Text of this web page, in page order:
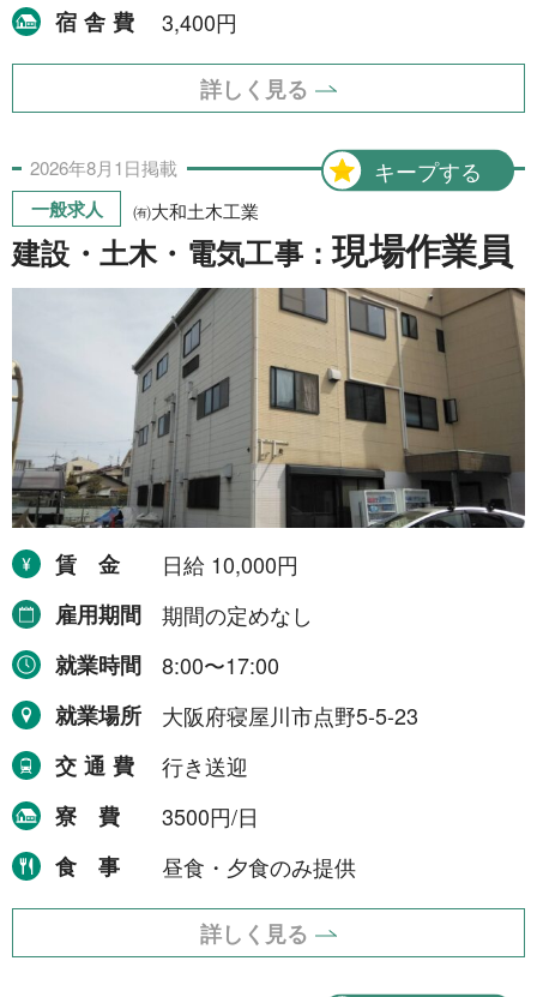
宿舎費
3,400円
詳しく見る
キープする
2026年8月1日掲載
一般求人 ㈲大和土木工業
建設・土木・電気工事：現場作業員
賃金
日給 10,000円
雇用期間
期間の定めなし
就業時間
8:00〜17:00
就業場所
大阪府寝屋川市点野5-5-23
交通費
行き送迎
寮費
3500円/日
食事
昼食・夕食のみ提供
詳しく見る